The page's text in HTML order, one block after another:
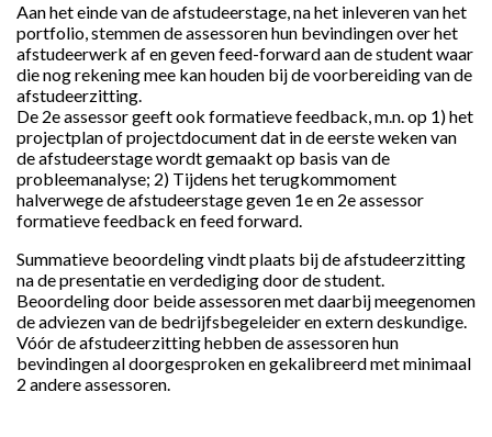
Aan het einde van de afstudeerstage, na het inleveren van het
portfolio, stemmen de assessoren hun bevindingen over het
afstudeerwerk af en geven feed-forward aan de student waar
die nog rekening mee kan houden bij de voorbereiding van de
afstudeerzitting.
De 2e assessor geeft ook formatieve feedback, m.n. op 1) het
projectplan of projectdocument dat in de eerste weken van
de afstudeerstage wordt gemaakt op basis van de
probleemanalyse; 2) Tijdens het terugkommoment
halverwege de afstudeerstage geven 1e en 2e assessor
formatieve feedback en feed forward.
Summatieve beoordeling vindt plaats bij de afstudeerzitting
na de presentatie en verdediging door de student.
Beoordeling door beide assessoren met daarbij meegenomen
de adviezen van de bedrijfsbegeleider en extern deskundige.
Vóór de afstudeerzitting hebben de assessoren hun
bevindingen al doorgesproken en gekalibreerd met minimaal
2 andere assessoren.